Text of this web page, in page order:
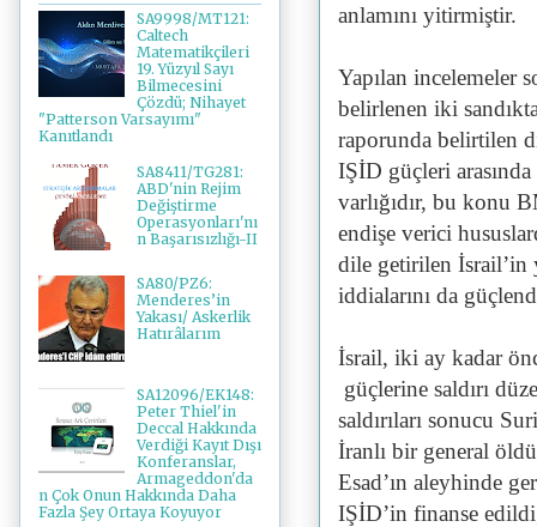
anlamını yitirmiştir.
Yapılan incelemeler
belirlenen iki
raporunda belirtilen
IŞİD güçleri
varlığıdır, bu konu
endişe verici
dile getirilen
iddialarını da
İsrail, iki ay kadar
güçlerine saldırı
saldırıları sonucu
İranlı bir general
Esad’ın aleyhinde
IŞİD’in finanse
SA9998/MT121:
Caltech
Matematikçileri
19. Yüzyıl Sayı
Bilmecesini
Çözdü; Nihayet
"Patterson Varsayımı"
Kanıtlandı
SA8411/TG281:
ABD'nin Rejim
Değiştirme
Operasyonları'nı
n Başarısızlığı-II
SA80/PZ6:
Menderes’in
Yakası/ Askerlik
Hatırâlarım
SA12096/EK148:
Peter Thiel'in
Deccal Hakkında
Verdiği Kayıt Dışı
Konferanslar,
Armageddon'da
n Çok Onun Hakkında Daha
Fazla Şey Ortaya Koyuyor